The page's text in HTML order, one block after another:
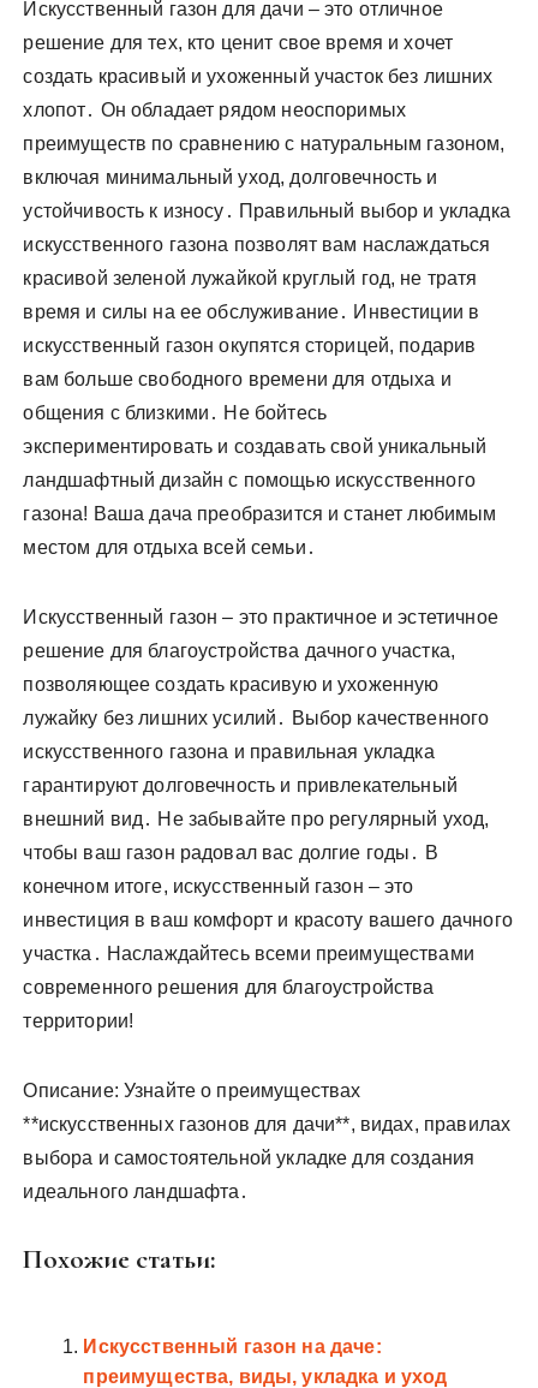
Искусственный газон для дачи – это отличное
решение для тех, кто ценит свое время и хочет
создать красивый и ухоженный участок без лишних
хлопот․ Он обладает рядом неоспоримых
преимуществ по сравнению с натуральным газоном,
включая минимальный уход, долговечность и
устойчивость к износу․ Правильный выбор и укладка
искусственного газона позволят вам наслаждаться
красивой зеленой лужайкой круглый год, не тратя
время и силы на ее обслуживание․ Инвестиции в
искусственный газон окупятся сторицей, подарив
вам больше свободного времени для отдыха и
общения с близкими․ Не бойтесь
экспериментировать и создавать свой уникальный
ландшафтный дизайн с помощью искусственного
газона! Ваша дача преобразится и станет любимым
местом для отдыха всей семьи․
Искусственный газон – это практичное и эстетичное
решение для благоустройства дачного участка,
позволяющее создать красивую и ухоженную
лужайку без лишних усилий․ Выбор качественного
искусственного газона и правильная укладка
гарантируют долговечность и привлекательный
внешний вид․ Не забывайте про регулярный уход,
чтобы ваш газон радовал вас долгие годы․ В
конечном итоге, искусственный газон – это
инвестиция в ваш комфорт и красоту вашего дачного
участка․ Наслаждайтесь всеми преимуществами
современного решения для благоустройства
территории!
Описание: Узнайте о преимуществах
**искусственных газонов для дачи**, видах, правилах
выбора и самостоятельной укладке для создания
идеального ландшафта․
Похожие статьи:
Искусственный газон на даче:
преимущества, виды, укладка и уход